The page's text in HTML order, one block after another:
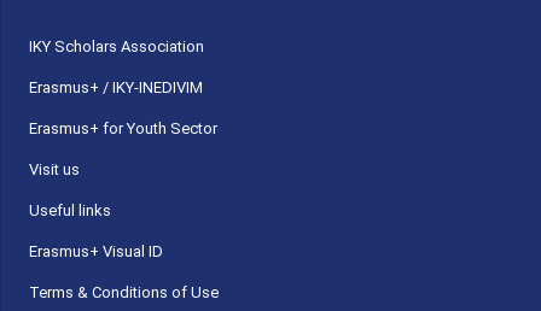
ΙΚΥ Scholars Association
Erasmus+ / IKY-INEDIVIM
Erasmus+ for Youth Sector
Visit us
Useful links
Erasmus+ Visual ID
Terms & Conditions of Use